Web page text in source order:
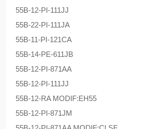
55B-12-PI-111JJ
55B-22-PI-111JA
55B-11-PI-121CA
55B-14-PE-611JB
55B-12-PI-871AA
55B-12-PI-111JJ
55B-12-RA MODIF:EH55
55B-12-PI-871JM